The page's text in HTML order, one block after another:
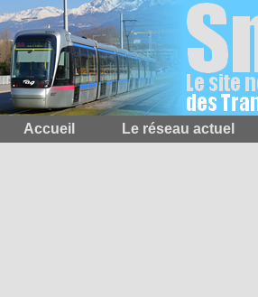
Accueil Le réseau actuel